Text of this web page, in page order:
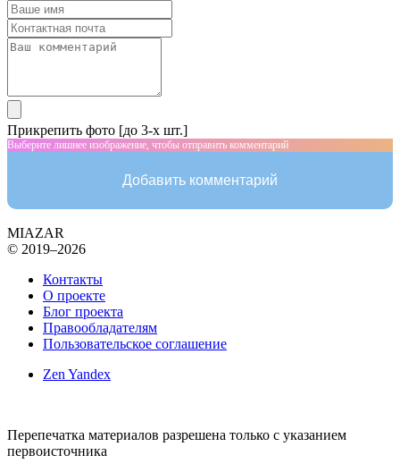
Прикрепить фото [до 3-х шт.]
Выберите лишнее изображение, чтобы отправить комментарий
Добавить комментарий
MIAZAR
© 2019–2026
Контакты
О проекте
Блог проекта
Правообладателям
Пользовательское соглашение
Zen Yandex
Перепечатка материалов разрешена только с указанием
первоисточника